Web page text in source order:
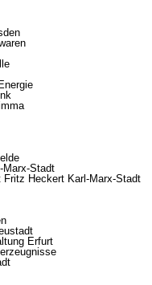
Marx-Stadt
Heckert Karl-Marx-Stadt
Erfurt